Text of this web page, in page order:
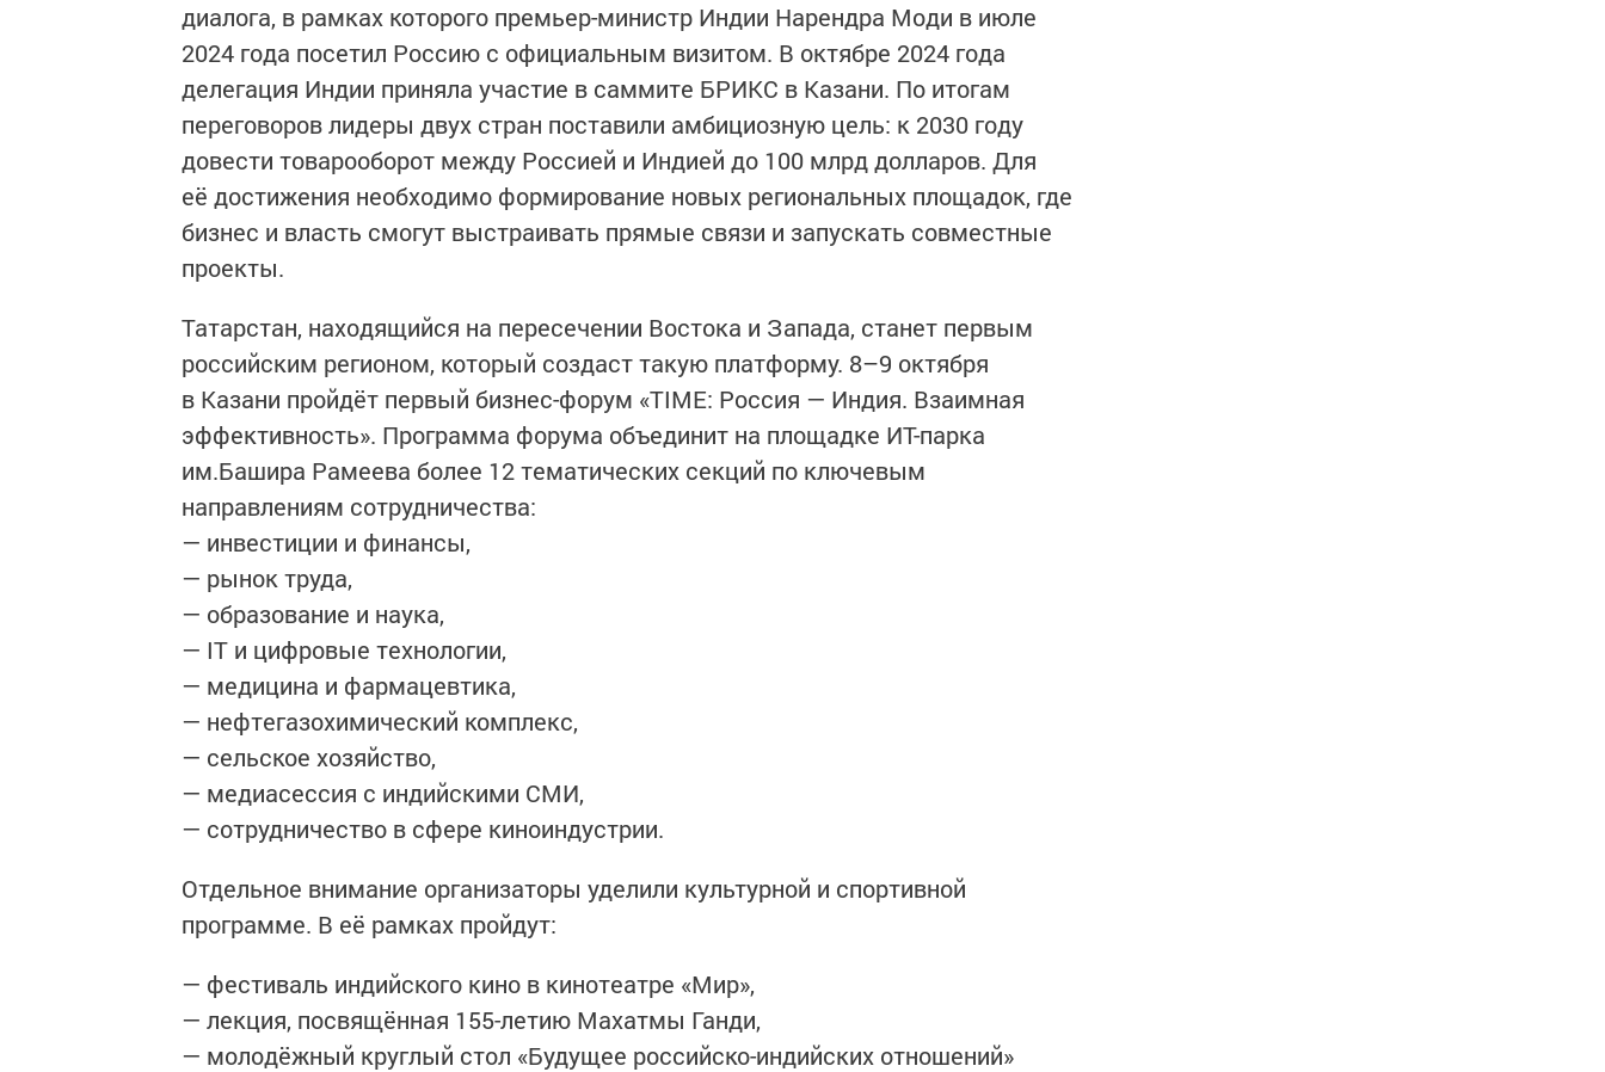
диалога, в рамках которого премьер-министр Индии Нарендра Моди в июле
2024 года посетил Россию с официальным визитом. В октябре 2024 года
делегация Индии приняла участие в саммите БРИКС в Казани. По итогам
переговоров лидеры двух стран поставили амбициозную цель: к 2030 году
довести товарооборот между Россией и Индией до 100 млрд долларов. Для
её достижения необходимо формирование новых региональных площадок, где
бизнес и власть смогут выстраивать прямые связи и запускать совместные
проекты.
Татарстан, находящийся на пересечении Востока и Запада, станет первым
российским регионом, который создаст такую платформу. 8–9 октября
в Казани пройдёт первый бизнес-форум «TIME: Россия — Индия. Взаимная
эффективность». Программа форума объединит на площадке ИТ-парка
им.Башира Рамеева более 12 тематических секций по ключевым
направлениям сотрудничества:
— инвестиции и финансы,
— рынок труда,
— образование и наука,
— IT и цифровые технологии,
— медицина и фармацевтика,
— нефтегазохимический комплекс,
— сельское хозяйство,
— медиасессия с индийскими СМИ,
— сотрудничество в сфере киноиндустрии.
Отдельное внимание организаторы уделили культурной и спортивной
программе. В её рамках пройдут:
— фестиваль индийского кино в кинотеатре «Мир»,
— лекция, посвящённая 155-летию Махатмы Ганди,
— молодёжный круглый стол «Будущее российско-индийских отношений»